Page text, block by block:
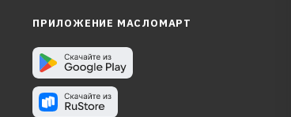
ПРИЛОЖЕНИЕ МАСЛОМАРТ